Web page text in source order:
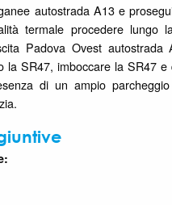
autostrada A13 e
termale procedere lungo
Padova Ovest autostrada
la SR47, imboccare la SR47
di un ampio